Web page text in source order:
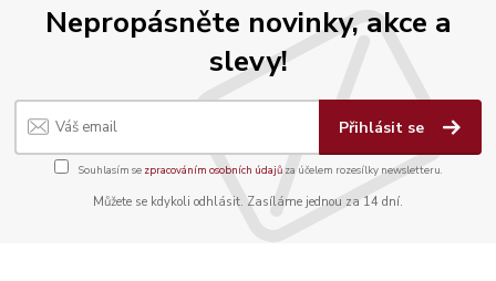
Nepropásněte novinky, akce a
slevy!
Přihlásit se
Souhlasím se zpracováním osobních údajůza účelem rozesílky newsletteru.
Můžete se kdykoli odhlásit. Zasíláme jednou za 14 dní.